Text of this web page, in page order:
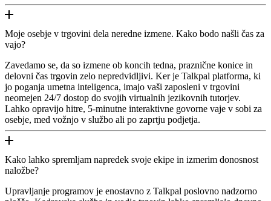
Moje osebje v trgovini dela neredne izmene. Kako bodo našli čas za
vajo?
Zavedamo se, da so izmene ob koncih tedna, praznične konice in
delovni čas trgovin zelo nepredvidljivi. Ker je Talkpal platforma, ki
jo poganja umetna inteligenca, imajo vaši zaposleni v trgovini
neomejen 24/7 dostop do svojih virtualnih jezikovnih tutorjev.
Lahko opravijo hitre, 5-minutne interaktivne govorne vaje v sobi za
osebje, med vožnjo v službo ali po zaprtju podjetja.
Kako lahko spremljam napredek svoje ekipe in izmerim donosnost
naložbe?
Upravljanje programov je enostavno z Talkpal poslovno nadzorno